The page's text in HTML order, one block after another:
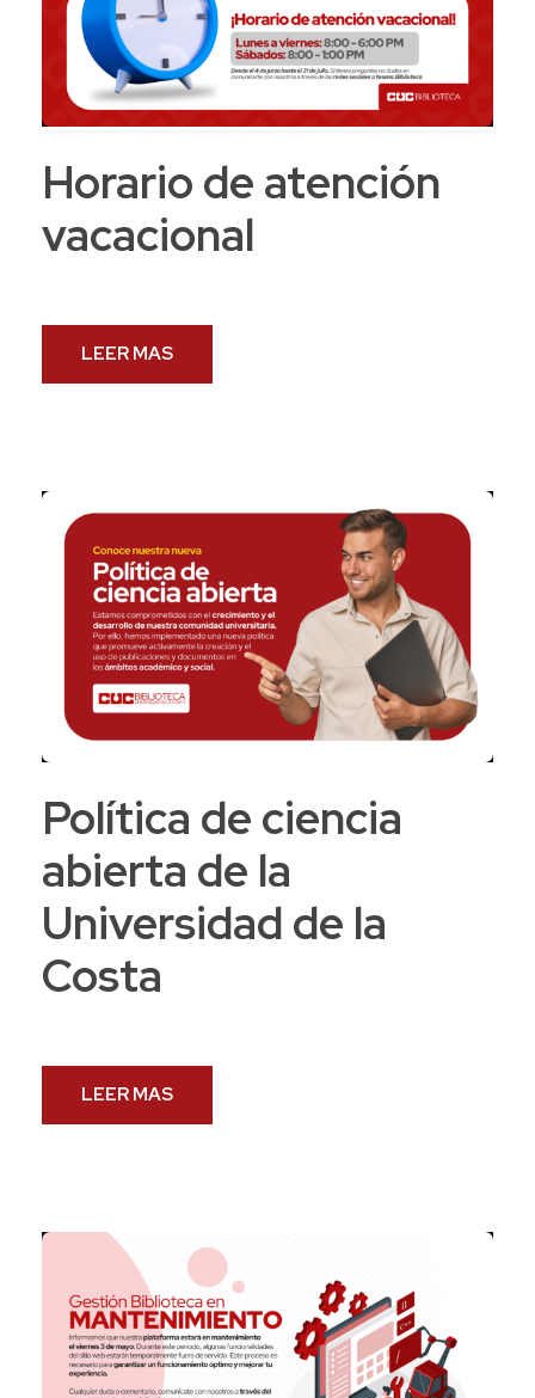
Horario de atención
vacacional
LEER MAS
Política de ciencia
abierta de la
Universidad de la
Costa
LEER MAS